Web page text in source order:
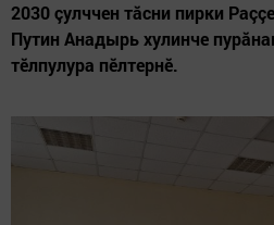
2030 çулччен тӑсни пирки
Путин Анадырь хулинче
тӗлпулура пӗлтернӗ.